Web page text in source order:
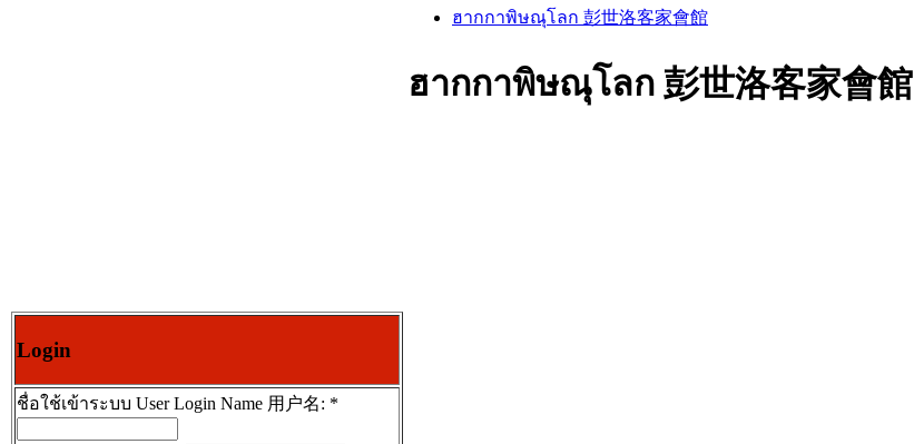
Login
ชื่อใช้เข้าระบบ User Login Name 用户名: *
ฮากกาพิษณุโลก 彭世洛客家會館
ฮากกาพิษณุโลก 彭世洛客家會館